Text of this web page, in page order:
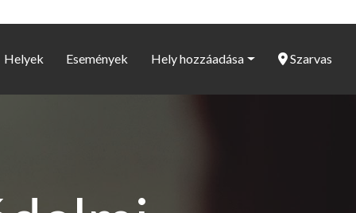
Helyek Események Hely hozzáadása Szarvas